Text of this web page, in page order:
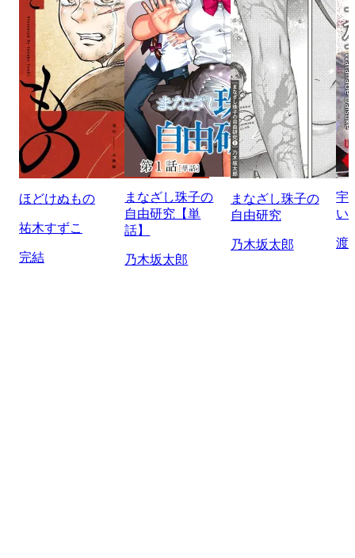
ほどけぬもの
祐木すずこ
完結
まなざし珠子の
自由研究【単
話】
乃木坂太郎
まなざし珠子の
自由研究
乃木坂太郎
宇
い
渡